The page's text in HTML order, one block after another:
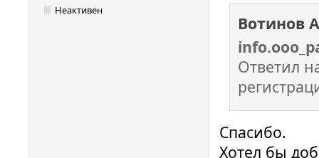
Неактивен
Вотинов
Ответил
Спасибо.
Хотел бы